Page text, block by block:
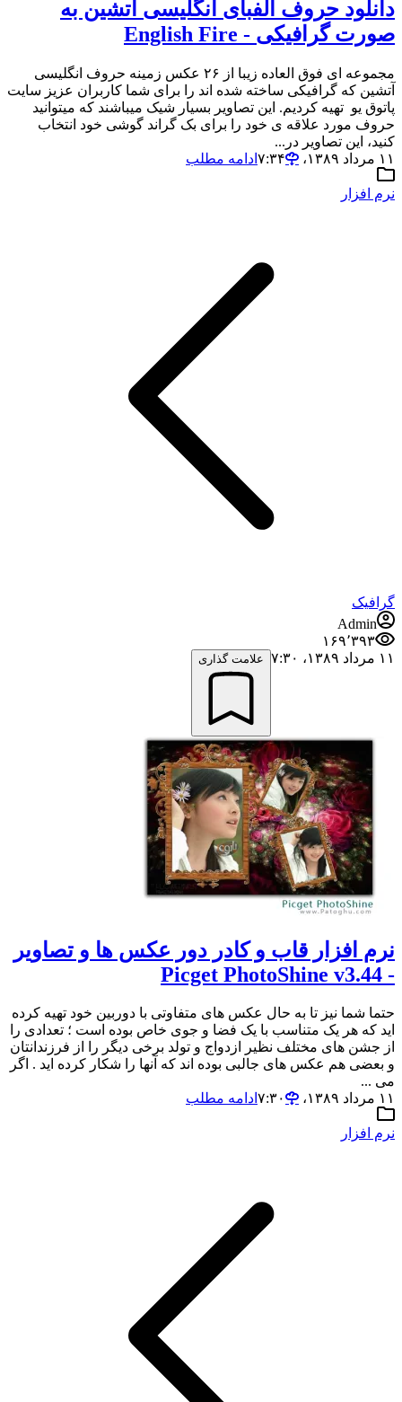
دانلود حروف الفبای انگلیسی آتشین به
صورت گرافیکی - English Fire
مجموعه ای فوق العاده زیبا از ۲۶ عکس زمینه حروف انگلیسی
آتشین که گرافیکی ساخته شده اند را برای شما کاربران عزیز سایت
پاتوق یو تهیه کردیم. این تصاویر بسیار شیک میباشند که میتوانید
حروف مورد علاقه ی خود را برای بک گراند گوشی خود انتخاب
کنید، این تصاویر در...
۱۱ مرداد ۱۳۸۹،‏ ۷:۳۴
ادامه مطلب
نرم افزار
گرافیک
Admin
۱۶۹٬۳۹۳
۱۱ مرداد ۱۳۸۹،‏ ۷:۳۰
علامت گذاری
نرم افزار قاب و کادر دور عکس ها و تصاویر
- Picget PhotoShine v3.44
حتما شما نیز تا به حال عکس های متفاوتی با دوربین خود تهیه کرده
اید که هر یک متناسب با یک فضا و جوی خاص بوده است ؛ تعدادی را
از جشن های مختلف نظیر ازدواج و تولد برخی دیگر را از فرزندانتان
و بعضی هم عکس های جالبی بوده اند که آنها را شکار کرده اید . اگر
می ...
۱۱ مرداد ۱۳۸۹،‏ ۷:۳۰
ادامه مطلب
نرم افزار